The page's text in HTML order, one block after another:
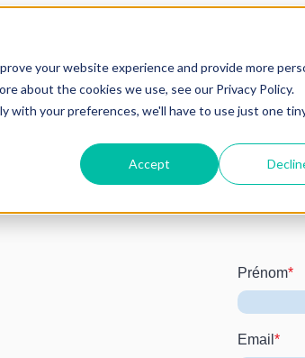
your website experience and provide more
about the cookies we use, see our Privacy Policy.
with your preferences, we'll have to use just one
Accept
Prénom*
Email *